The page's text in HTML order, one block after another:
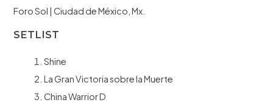
Foro Sol | Ciudad de México, Mx.
SETLIST
Shine
La Gran Victoria sobre la Muerte
China Warrior D